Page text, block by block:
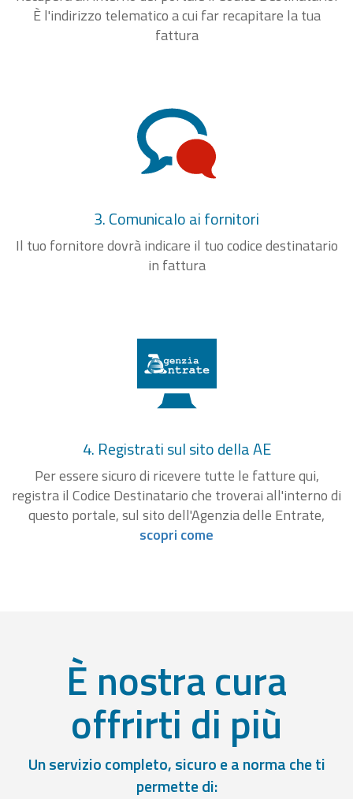
È l'indirizzo telematico a cui far recapitare la tua
fattura
3. Comunicalo ai fornitori
Il tuo fornitore dovrà indicare il tuo codice destinatario
in fattura
4. Registrati sul sito della AE
Per essere sicuro di ricevere tutte le fatture qui,
registra il Codice Destinatario che troverai all'interno di
questo portale, sul sito dell'Agenzia delle Entrate,
scopri come
È nostra cura
offrirti di più
Un servizio completo, sicuro e a norma che ti
permette di: